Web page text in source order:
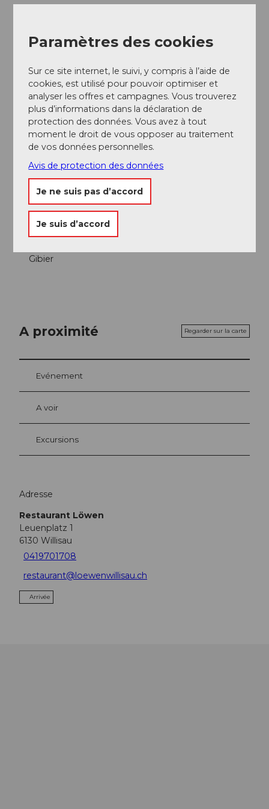
Fêtes/mariages
Produits
Fondue
Propres produits
Gâteaux
produits régionaux
Raclette
Gibier
A proximité Regarder sur la carte
Evénement
A voir
Excursions
Adresse
Restaurant Löwen
Leuenplatz 1
6130 Willisau
0419701708
restaurant@loewenwillisau.ch
Arrivée
Paramètres des cookies
Sur ce site internet, le suivi, y compris à l’aide de
cookies, est utilisé pour pouvoir optimiser et
analyser les offres et campagnes. Vous trouverez
plus d’informations dans la déclaration de
protection des données. Vous avez à tout
moment le droit de vous opposer au traitement
de vos données personnelles.
Avis de protection des données
Je ne suis pas d’accord
Je suis d’accord